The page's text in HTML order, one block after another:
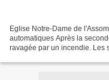
Eglise Notre-Dame de
automatiques Après la
ravagée par un incendie. Les